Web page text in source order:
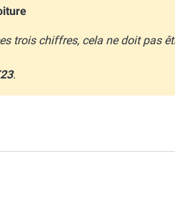
trois chiffres, cela ne doit pas
.